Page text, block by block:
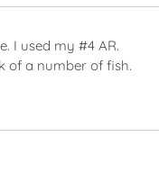
I used my #4 AR.
of a number of fish.